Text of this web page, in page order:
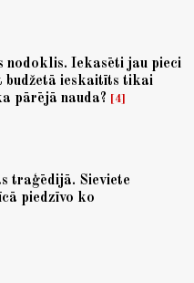
nodoklis. Iekasēti jau pieci
budžetā ieskaitīts tikai
pārējā nauda?
4
traģēdijā. Sieviete
piedzīvo ko